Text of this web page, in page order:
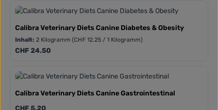
Calibra Veterinary Diets Canine Diabetes & Obesity
Inhalt:2 Kilogramm(CHF 12.25 / 1 Kilogramm)
Regulärer Preis:
CHF 24.50
Calibra Veterinary Diets Canine Gastrointestinal
Regulärer Preis:
CHF 5.20